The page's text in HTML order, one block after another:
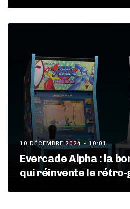
10 DÉCEMBRE 2024 - 10:01
Evercade Alpha : la
qui réinvente le